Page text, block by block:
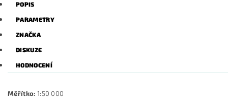
POPIS
PARAMETRY
ZNAČKA
DISKUZE
HODNOCENÍ
Měřítko: 1:50 000